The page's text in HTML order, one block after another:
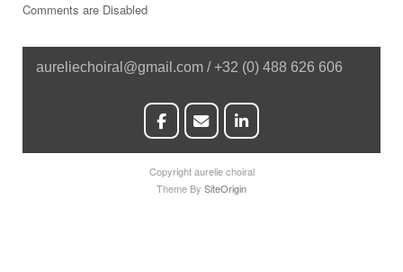
Comments are Disabled
aureliechoiral@gmail.com / +32 (0) 488 626 606
Copyright aurelie choiral
Theme By SiteOrigin